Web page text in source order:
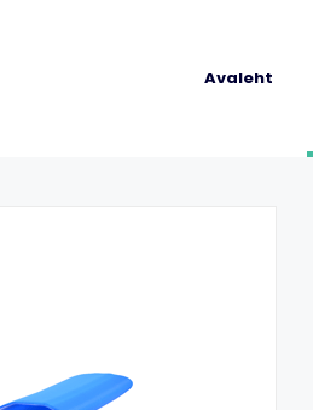
Avaleht